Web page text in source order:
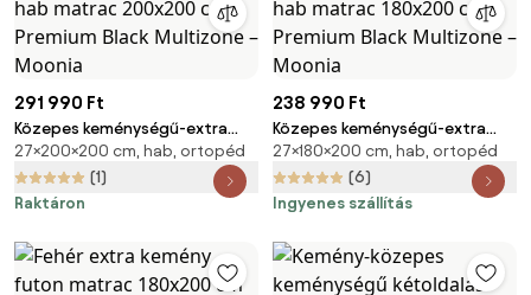
291 990 Ft
Közepes keménységű-extra
kemény kétoldalas hab matrac
200x200 cm Premium Black
Multizone – Moonia
27×200×200 cm, hab, ortopéd
(1)
Raktáron
238 990 Ft
Közepes keménységű-extra
kemény kétoldalas hab matrac
180x200 cm Premium Black
Multizone – Moonia
27×180×200 cm, hab, ortopéd
(6)
Ingyenes szállítás